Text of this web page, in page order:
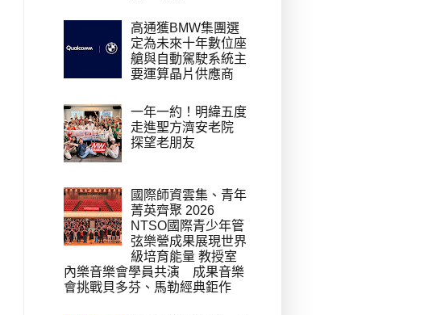
高通獲BMW集團選
定為未來十年數位座
艙與自動駕駛系統主
要運算晶片供應商
一年一約！明緯五度
走進聖方濟安老院
探望老朋友
國際師資雲集、青年
菁英齊聚 2026
NTSO國際青少年管
弦樂營成果展現世界
級培育能量 教授室
內樂音樂會學員共演 成果音樂
會挑戰貝多芬、馬勒經典鉅作